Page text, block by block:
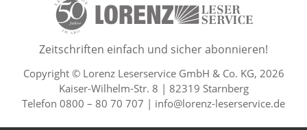
50 Lesefreude im Abo Jahre
Zeitschriften einfach und sicher abonnieren!
Copyright © Lorenz Leserservice GmbH & Co. KG, 2026
Kaiser-Wilhelm-Str. 8 | 82319 Starnberg
Telefon 0800 – 80 70 707 | info@lorenz-leserservice.de